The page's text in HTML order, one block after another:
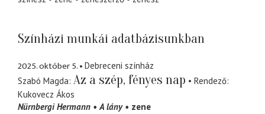
Színházi munkái adatbázisunkban
2025. október 5.
Debreceni színház
Szabó Magda Az a szép, fényes nap
Rendező
Kukovecz Ákos
Nürnbergi Hermann
A lány zene